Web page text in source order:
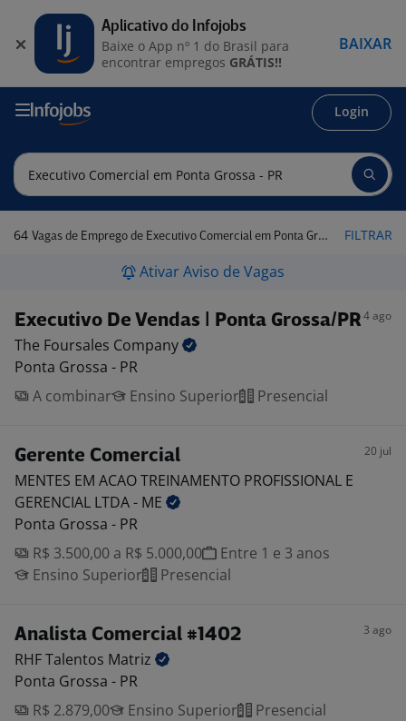
Login
64 Vagas de Emprego de Executivo Comercial em Ponta Grossa - PR FILTRAR
Ativar Aviso de Vagas
Executivo De Vendas | Ponta Grossa/PR4 ago
The Foursales Company
Ponta Grossa - PR
A combinar
Ensino Superior Presencial
Gerente Comercial 20 jul
MENTES EM ACAO TREINAMENTO PROFISSIONAL E
GERENCIAL LTDA - ME
Ponta Grossa - PR
R$ 3.500,00 a R$ 5.000,00
Entre 1 e 3 anos
Ensino Superior
Presencial
Analista Comercial #1402 3 ago
RHF Talentos Matriz
Ponta Grossa - PR
R$ 2.879,00
Ensino Superior
Presencial
Aplicativo do Infojobs
Baixe o App nº 1 do Brasil para
encontrar empregos GRÁTIS!!
BAIXAR